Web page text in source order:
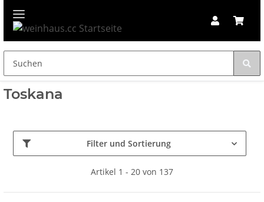
Toskana
Filter und Sortierung
Artikel 1 - 20 von 137